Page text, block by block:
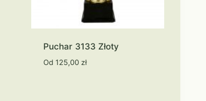
Puchar 3133 Złoty
Od 125,00 zł